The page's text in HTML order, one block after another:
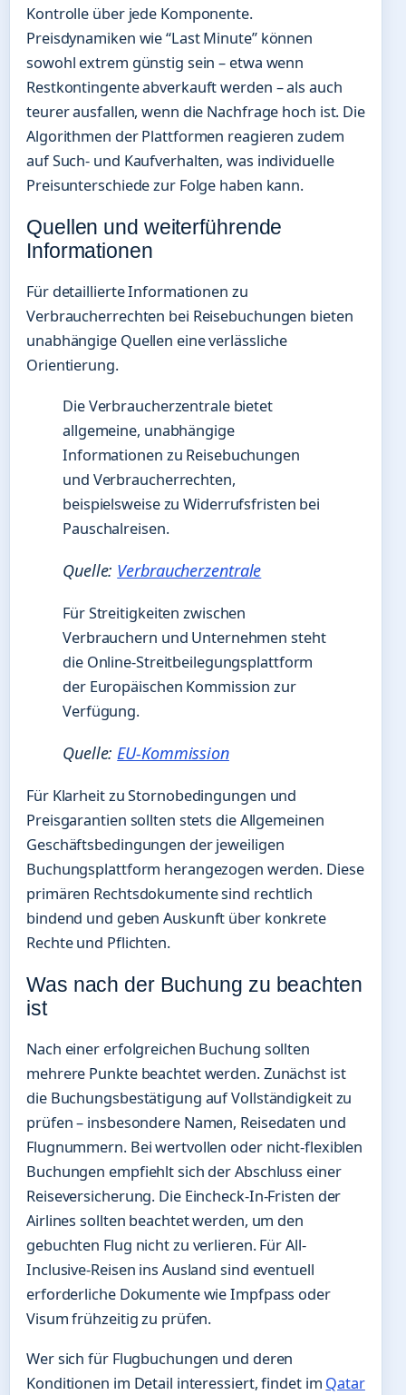
Kontrolle über jede Komponente.
Preisdynamiken wie “Last Minute” können
sowohl extrem günstig sein – etwa wenn
Restkontingente abverkauft werden – als auch
teurer ausfallen, wenn die Nachfrage hoch ist. Die
Algorithmen der Plattformen reagieren zudem
auf Such- und Kaufverhalten, was individuelle
Preisunterschiede zur Folge haben kann.
Quellen und weiterführende
Informationen
Für detaillierte Informationen zu
Verbraucherrechten bei Reisebuchungen bieten
unabhängige Quellen eine verlässliche
Orientierung.
Die Verbraucherzentrale bietet
allgemeine, unabhängige
Informationen zu Reisebuchungen
und Verbraucherrechten,
beispielsweise zu Widerrufsfristen bei
Pauschalreisen.
Quelle: Verbraucherzentrale
Für Streitigkeiten zwischen
Verbrauchern und Unternehmen steht
die Online-Streitbeilegungsplattform
der Europäischen Kommission zur
Verfügung.
Quelle:EU-Kommission
Für Klarheit zu Stornobedingungen und
Preisgarantien sollten stets die Allgemeinen
Geschäftsbedingungen der jeweiligen
Buchungsplattform herangezogen werden. Diese
primären Rechtsdokumente sind rechtlich
bindend und geben Auskunft über konkrete
Rechte und Pflichten.
Was nach der Buchung zu beachten
ist
Nach einer erfolgreichen Buchung sollten
mehrere Punkte beachtet werden. Zunächst ist
die Buchungsbestätigung auf Vollständigkeit zu
prüfen – insbesondere Namen, Reisedaten und
Flugnummern. Bei wertvollen oder nicht-flexiblen
Buchungen empfiehlt sich der Abschluss einer
Reiseversicherung. Die Eincheck-In-Fristen der
Airlines sollten beachtet werden, um den
gebuchten Flug nicht zu verlieren. Für All-
Inclusive-Reisen ins Ausland sind eventuell
erforderliche Dokumente wie Impfpass oder
Visum frühzeitig zu prüfen.
Wer sich für Flugbuchungen und deren
Konditionen im Detail interessiert, findet im Qatar